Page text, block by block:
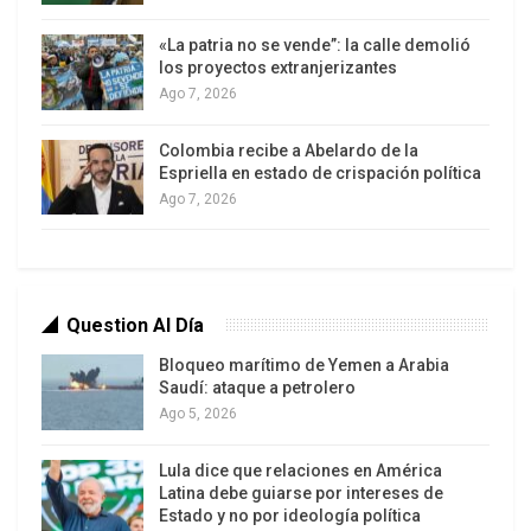
Palestina, de noviembre de 2005. Estipulaba un
cruce entre Gaza y Egipto en Rafah para la
exportación de bienes y el tránsito de personas,
personas, reducción de obstáculos al movimiento
dentro de Cisjordania, convoyes de autobuses y
camiones entre Cisjordania y Gaza y construcción
habían demolido.
Ese acuerdo fue alcanzado poco después de que
Israel retiró sus colonos y fuerzas militares de
Gaza, acción conocida como desvinculación. El
motivo fue explicado por Dov Weisglass,
confidente del entonces primer ministro Ariel
«La patria no se vende”: la calle demolió
los proyectos extranjerizantes
Ago 7, 2026
Colombia recibe a Abelardo de la
Espriella en estado de crispación política
Ago 7, 2026
Question Al Día
Bloqueo marítimo de Yemen a Arabia
Saudí: ataque a petrolero
Ago 5, 2026
Lula dice que relaciones en América
Latina debe guiarse por intereses de
Estado y no por ideología política